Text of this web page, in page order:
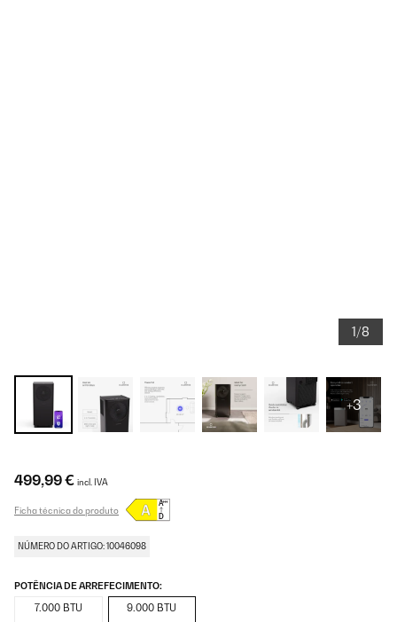
1/8
+3
499,99 € incl. IVA
Ficha técnica do produto
NÚMERO DO ARTIGO: 10046098
POTÊNCIA DE ARREFECIMENTO:
7.000 BTU 9.000 BTU